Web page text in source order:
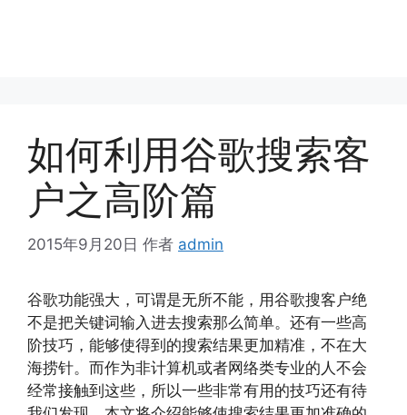
如何利用谷歌搜索客
户之高阶篇
2015年9月20日 作者 admin
谷歌功能强大，可谓是无所不能，用谷歌搜客户绝
不是把关键词输入进去搜索那么简单。还有一些高
阶技巧，能够使得到的搜索结果更加精准，不在大
海捞针。而作为非计算机或者网络类专业的人不会
经常接触到这些，所以一些非常有用的技巧还有待